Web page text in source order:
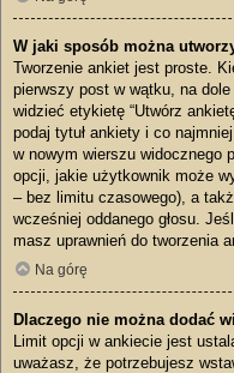
W jaki sposób można
Tworzenie ankiet jest proste.
pierwszy post w wątku, na
widzieć etykietę “Utwórz
podaj tytuł ankiety i co
w nowym wierszu widocznego
opcji, jakie użytkownik może
– bez limitu czasowego), a
wcześniej oddanego głosu.
masz uprawnień do tworzenia
Na górę
Dlaczego nie można dodać
Limit opcji w ankiecie jest
uważasz, że potrzebujesz